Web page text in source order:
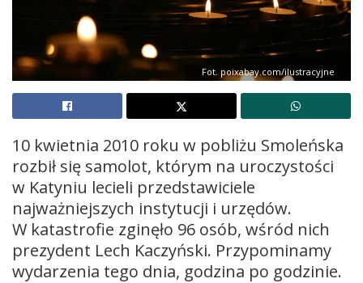
Fot. poixabay.com/ilustracyjne
10 kwietnia 2010 roku w pobliżu Smoleńska
rozbił się samolot, którym na uroczystości
w Katyniu lecieli przedstawiciele
najważniejszych instytucji i urzędów.
W katastrofie zginęło 96 osób, wśród nich
prezydent Lech Kaczyński. Przypominamy
wydarzenia tego dnia, godzina po godzinie.